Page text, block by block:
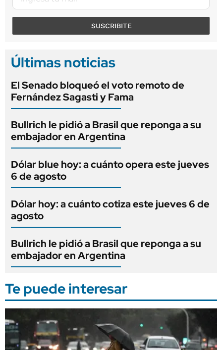
SUSCRIBITE
Últimas noticias
El Senado bloqueó el voto remoto de
Fernández Sagasti y Fama
Bullrich le pidió a Brasil que reponga a su
embajador en Argentina
Dólar blue hoy: a cuánto opera este jueves
6 de agosto
Dólar hoy: a cuánto cotiza este jueves 6 de
agosto
Bullrich le pidió a Brasil que reponga a su
embajador en Argentina
Te puede interesar